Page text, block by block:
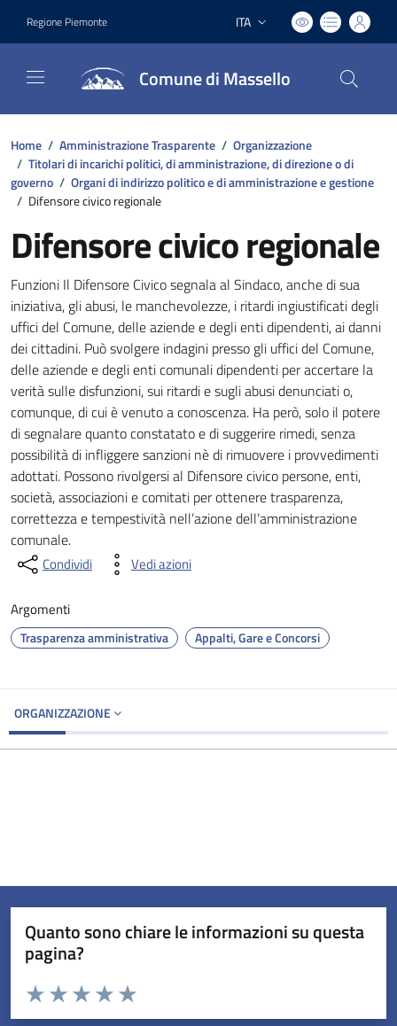
Regione Piemonte Lingua attiva:
ITA
Comune di Massello
Home / Amministrazione Trasparente / Organizzazione
/ Titolari di incarichi politici, di amministrazione, di direzione o di
governo / Organi di indirizzo politico e di amministrazione e gestione
/ Difensore civico regionale
Difensore civico regionale
Funzioni Il Difensore Civico segnala al Sindaco, anche di sua
iniziativa, gli abusi, le manchevolezze, i ritardi ingiustificati degli
uffici del Comune, delle aziende e degli enti dipendenti, ai danni
dei cittadini. Può svolgere indagini presso gli uffici del Comune,
delle aziende e degli enti comunali dipendenti per accertare la
verità sulle disfunzioni, sui ritardi e sugli abusi denunciati o,
comunque, di cui è venuto a conoscenza. Ha però, solo il potere
di segnalare quanto constatato e di suggerire rimedi, senza
possibilità di infliggere sanzioni nè di rimuovere i provvedimenti
adottati. Possono rivolgersi al Difensore civico persone, enti,
società, associazioni e comitati per ottenere trasparenza,
correttezza e tempestività nell’azione dell’amministrazione
comunale.
Condividi Vedi azioni
Argomenti
Trasparenza amministrativa Appalti, Gare e Concorsi
ORGANIZZAZIONE
Quanto sono chiare le informazioni su questa
pagina?
Valuta da 1 a 5 stelle la pagina
Valuta 5 stelle su 5
Valuta 4 stelle su 5
Valuta 3 stelle su 5
Valuta 2 stelle su 5
Valuta 1 stelle su 5